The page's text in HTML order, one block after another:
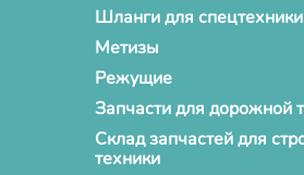
Шланги для спецтехники
Метизы
Режущие
Запчасти для дорожной
Склад запчастей для
техники